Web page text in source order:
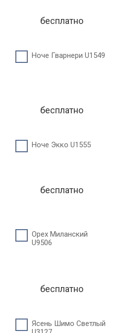
бесплатно
Ноче Гварнери U1549
бесплатно
Ноче Экко U1555
бесплатно
Орех Миланский
U9506
бесплатно
Ясень Шимо Светлый